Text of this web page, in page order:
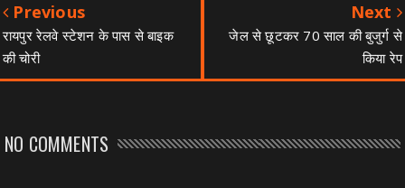
Previous
रायपुर रेलवे स्टेशन के पास से बाइक
की चोरी
Next
जेल से छूटकर 70 साल की बुजुर्ग से
किया रेप
NO COMMENTS